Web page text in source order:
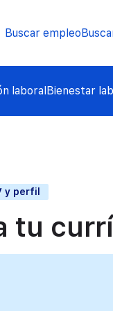
Buscar empleo
laboralBienestar
y perfil
tu